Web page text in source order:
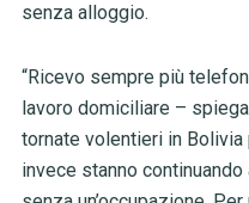
senza alloggio.
“Ricevo sempre più
lavoro domiciliare –
tornate volentieri in
invece stanno